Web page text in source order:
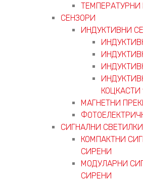
ТЕМПЕРАТУРНИ
СЕНЗОРИ
ИНДУКТИВНИ
КОЦКАСТИ
МАГНЕТНИ
СИГНАЛНИ
КОМПАКТНИ
СИРЕНИ
МОДУЛАРНИ
СИРЕНИ